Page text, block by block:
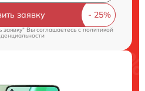
заявку
Вы соглашаетесь c политикой